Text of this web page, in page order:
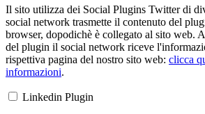
Il sito utilizza dei Social Plugins Twitter di
social network trasmette il contenuto del
browser, dopodichè è collegato al sito web.
del plugin il social network riceve
rispettiva pagina del nostro sito web: clicca
informazioni.
Linkedin Plugin